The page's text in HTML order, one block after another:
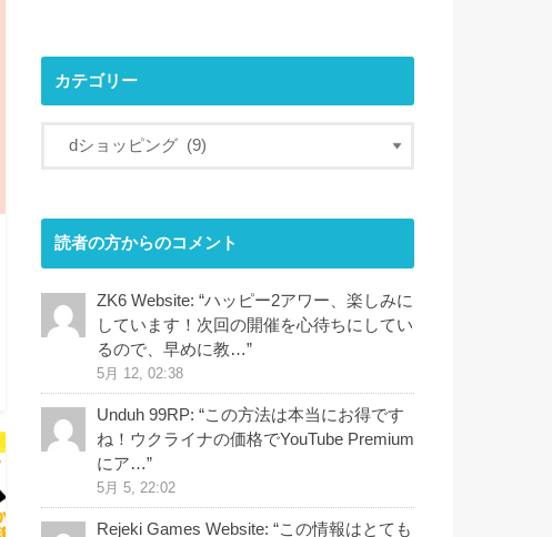
カテゴリー
読者の方からのコメント
ZK6 Website: “ハッピー2アワー、楽しみに
しています！次回の開催を心待ちにしてい
るので、早めに教…”
5月 12, 02:38
Unduh 99RP: “この方法は本当にお得です
ね！ウクライナの価格でYouTube Premium
にア…”
5月 5, 22:02
Rejeki Games Website: “この情報はとても